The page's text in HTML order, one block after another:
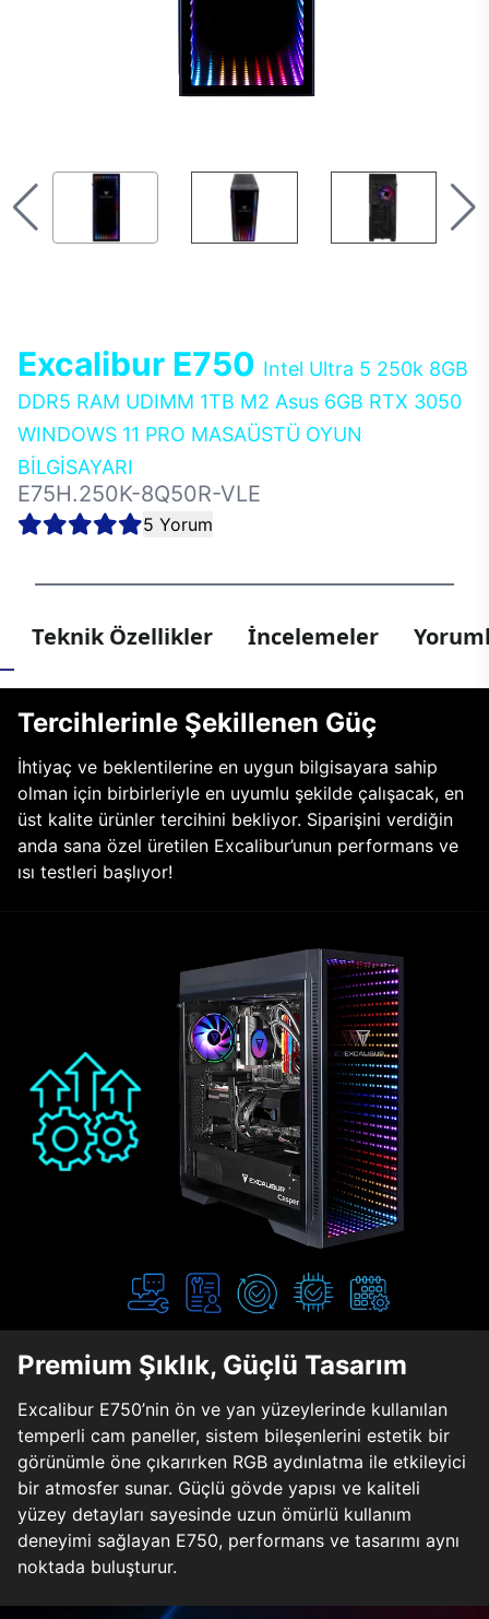
Excalibur E750 Intel Ultra 5 250k 8GB
DDR5 RAM UDIMM 1TB M2 Asus 6GB RTX 3050
WINDOWS 11 PRO MASAÜSTÜ OYUN
BİLGİSAYARI
E75H.250K-8Q50R-VLE
5 Yorum
Teknik Özellikler İncelemeler
Tercihlerinle Şekillenen Güç
İhtiyaç ve beklentilerine en uygun bilgisayara sahip
olman için birbirleriyle en uyumlu şekilde çalışacak, en
üst kalite ürünler tercihini bekliyor. Siparişini verdiğin
anda sana özel üretilen Excalibur’unun performans ve
ısı testleri başlıyor!
Premium Şıklık, Güçlü Tasarım
Excalibur E750’nin ön ve yan yüzeylerinde kullanılan
temperli cam paneller, sistem bileşenlerini estetik bir
görünümle öne çıkarırken RGB aydınlatma ile etkileyici
bir atmosfer sunar. Güçlü gövde yapısı ve kaliteli
yüzey detayları sayesinde uzun ömürlü kullanım
deneyimi sağlayan E750, performans ve tasarımı aynı
noktada buluşturur.